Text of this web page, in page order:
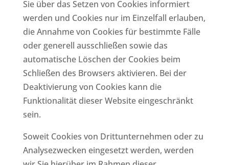
Sie über das Setzen von Cookies informiert
werden und Cookies nur im Einzelfall erlauben,
die Annahme von Cookies für bestimmte Fälle
oder generell ausschließen sowie das
automatische Löschen der Cookies beim
Schließen des Browsers aktivieren. Bei der
Deaktivierung von Cookies kann die
Funktionalität dieser Website eingeschränkt
sein.
Soweit Cookies von Drittunternehmen oder zu
Analysezwecken eingesetzt werden, werden